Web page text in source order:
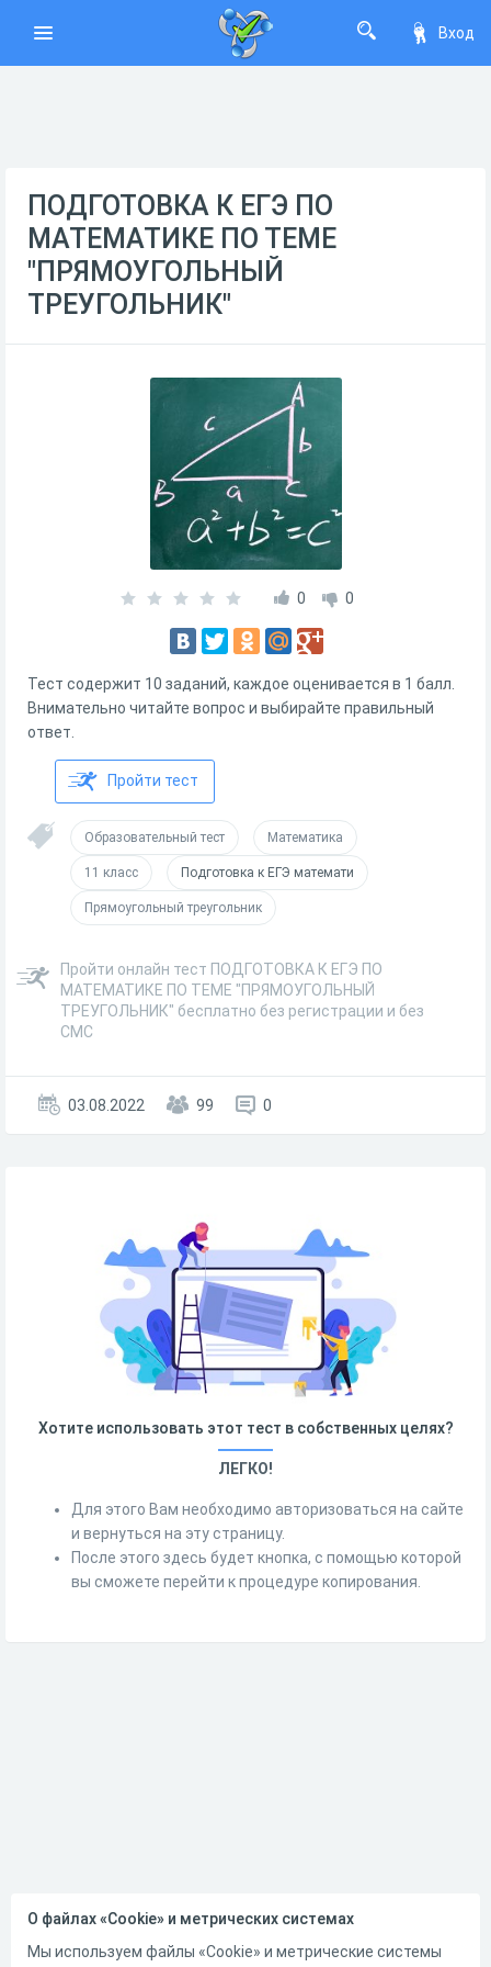
Вход
ПОДГОТОВКА К ЕГЭ ПО
МАТЕМАТИКЕ ПО ТЕМЕ
"ПРЯМОУГОЛЬНЫЙ
ТРЕУГОЛЬНИК"
0 0
Тест содержит 10 заданий, каждое оценивается в 1 балл.
Внимательно читайте вопрос и выбирайте правильный
ответ.
Пройти тест
Образовательный тест Математика
11 класс Подготовка к ЕГЭ математи
Прямоугольный треугольник
Пройти онлайн тест ПОДГОТОВКА К ЕГЭ ПО
МАТЕМАТИКЕ ПО ТЕМЕ "ПРЯМОУГОЛЬНЫЙ
ТРЕУГОЛЬНИК" бесплатно без регистрации и без
СМС
03.08.2022 99 0
Хотите использовать этот тест в собственных целях?
ЛЕГКО!
Для этого Вам необходимо авторизоваться на сайте
и вернуться на эту страницу.
После этого здесь будет кнопка, с помощью которой
вы сможете перейти к процедуре копирования.
О файлах «Cookie» и метрических системах
Мы используем файлы «Cookie» и метрические системы